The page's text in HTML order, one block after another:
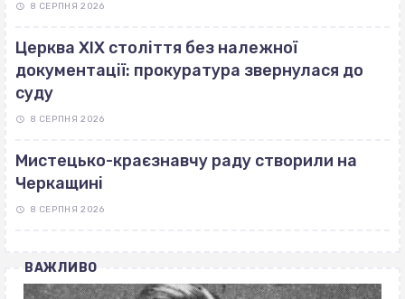
8 СЕРПНЯ 2026
Церква ХІХ століття без належної
документації: прокуратура звернулася до
суду
8 СЕРПНЯ 2026
Мистецько-краєзнавчу раду створили на
Черкащині
8 СЕРПНЯ 2026
ВАЖЛИВО